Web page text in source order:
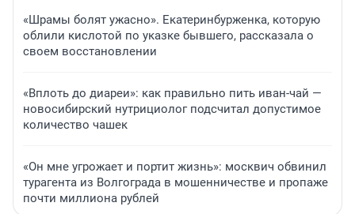
«Шрамы болят ужасно». Екатеринбурженка, которую
облили кислотой по указке бывшего, рассказала о
своем восстановлении
«Вплоть до диареи»: как правильно пить иван-чай —
новосибирский нутрициолог подсчитал допустимое
количество чашек
«Он мне угрожает и портит жизнь»: москвич обвинил
турагента из Волгограда в мошенничестве и пропаже
почти миллиона рублей